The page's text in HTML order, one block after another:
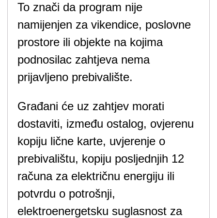
To znači da program nije
namijenjen za vikendice, poslovne
prostore ili objekte na kojima
podnosilac zahtjeva nema
prijavljeno prebivalište.
Građani će uz zahtjev morati
dostaviti, između ostalog, ovjerenu
kopiju lične karte, uvjerenje o
prebivalištu, kopiju posljednjih 12
računa za električnu energiju ili
potvrdu o potrošnji,
elektroenergetsku suglasnost za